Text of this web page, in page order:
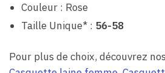
Couleur : Rose
Taille Unique* : 56-58
Pour plus de choix, découvrez